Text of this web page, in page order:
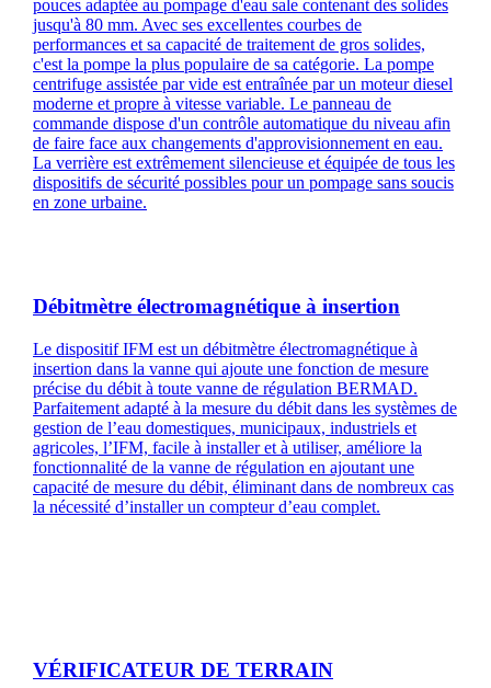
pouces adaptée au pompage d'eau sale contenant des solides
jusqu'à 80 mm. Avec ses excellentes courbes de
performances et sa capacité de traitement de gros solides,
c'est la pompe la plus populaire de sa catégorie. La pompe
centrifuge assistée par vide est entraînée par un moteur diesel
moderne et propre à vitesse variable. Le panneau de
commande dispose d'un contrôle automatique du niveau afin
de faire face aux changements d'approvisionnement en eau.
La verrière est extrêmement silencieuse et équipée de tous les
dispositifs de sécurité possibles pour un pompage sans soucis
en zone urbaine.
Débitmètre électromagnétique à insertion
Le dispositif IFM est un débitmètre électromagnétique à
insertion dans la vanne qui ajoute une fonction de mesure
précise du débit à toute vanne de régulation BERMAD.
Parfaitement adapté à la mesure du débit dans les systèmes de
gestion de l’eau domestiques, municipaux, industriels et
agricoles, l’IFM, facile à installer et à utiliser, améliore la
fonctionnalité de la vanne de régulation en ajoutant une
capacité de mesure du débit, éliminant dans de nombreux cas
la nécessité d’installer un compteur d’eau complet.
VÉRIFICATEUR DE TERRAIN